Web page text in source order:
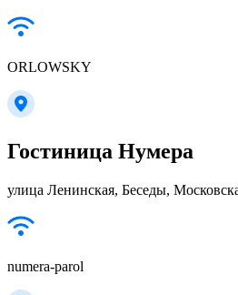
ORLOWSKY
Гостиница Нумера
улица Ленинская, Беседы,
numera-parol